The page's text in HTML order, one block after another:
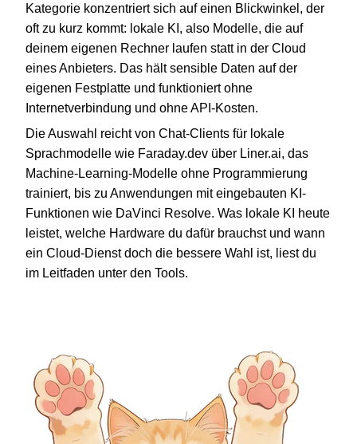
Kategorie konzentriert sich auf einen Blickwinkel, der
oft zu kurz kommt: lokale KI, also Modelle, die auf
deinem eigenen Rechner laufen statt in der Cloud
eines Anbieters. Das hält sensible Daten auf der
eigenen Festplatte und funktioniert ohne
Internetverbindung und ohne API-Kosten.
Die Auswahl reicht von Chat-Clients für lokale
Sprachmodelle wie Faraday.dev über Liner.ai, das
Machine-Learning-Modelle ohne Programmierung
trainiert, bis zu Anwendungen mit eingebauten KI-
Funktionen wie DaVinci Resolve. Was lokale KI heute
leistet, welche Hardware du dafür brauchst und wann
ein Cloud-Dienst doch die bessere Wahl ist, liest du
im Leitfaden unter den Tools.